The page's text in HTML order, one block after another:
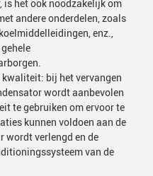
het ook noodzakelijk om
andere onderdelen, zoals
enz.,
kwaliteit: bij het vervangen
wordt aanbevolen
te gebruiken om ervoor te
kunnen voldoen aan de
wordt verlengd en de
van de